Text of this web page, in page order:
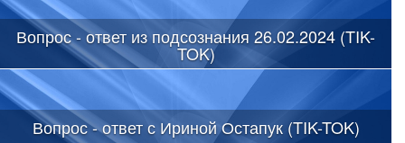
Вопрос - ответ из подсознания 26.02.2024 (TIK-
TOK)
Вопрос - ответ с Ириной Остапук (TIK-TOK)